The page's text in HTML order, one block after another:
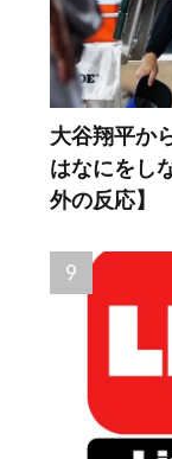
大谷翔平か
はなにをし
外の反応】